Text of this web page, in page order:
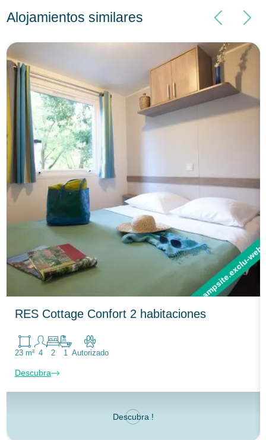
Alojamientos similares
campsite.exclu-web
RES Cottage Confort 2 habitaciones
23 m² 4 2 1 Autorizado
Descubra
Descubra !